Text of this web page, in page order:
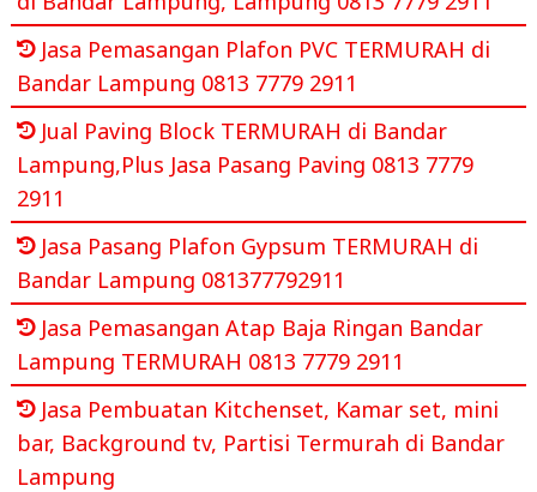
Jasa Pemasangan Plafon PVC TERMURAH di
Bandar Lampung 0813 7779 2911
Jual Paving Block TERMURAH di Bandar
Lampung,Plus Jasa Pasang Paving 0813 7779
2911
Jasa Pasang Plafon Gypsum TERMURAH di
Bandar Lampung 081377792911
Jasa Pemasangan Atap Baja Ringan Bandar
Lampung TERMURAH 0813 7779 2911
Jasa Pembuatan Kitchenset, Kamar set, mini
bar, Background tv, Partisi Termurah di Bandar
Lampung